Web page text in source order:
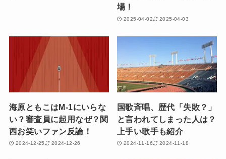
場！
2025-04-02 2025-04-03
海原ともこはM-1にいらな
い？審査員に起用なぜ？関
西お笑いファン反論！
2024-12-25 2024-12-26
国歌斉唱、歴代「失敗？」
と言われてしまった人は？
上手い歌手も紹介
2024-11-16 2024-11-18